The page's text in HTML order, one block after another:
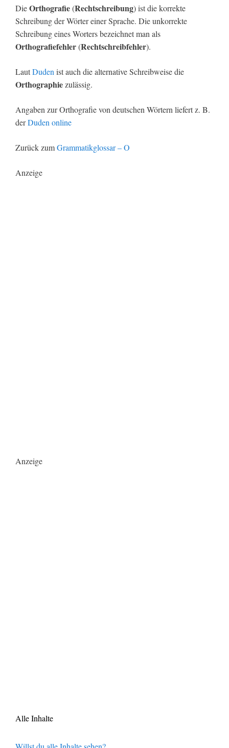
DieOrthografie(Rechtschreibung) ist die korrekte
Schreibung der Wörter einer Sprache. Die unkorrekte
Schreibung eines Worters bezeichnet man als
Orthografiefehler(Rechtschreibfehler).
LautDuden ist auch die alternative Schreibweise die
Orthographiezulässig.
Angaben zur Orthografie von deutschen Wörtern liefert z. B.
derDuden online
Zurück zumGrammatikglossar – O
Anzeige
Anzeige
Alle Inhalte